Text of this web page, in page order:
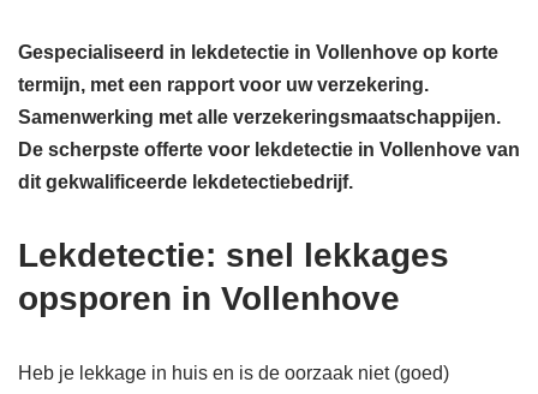
Gespecialiseerd in lekdetectie in Vollenhove op korte
termijn, met een rapport voor uw verzekering.
Samenwerking met alle verzekeringsmaatschappijen.
De scherpste offerte voor lekdetectie in Vollenhove van
dit gekwalificeerde lekdetectiebedrijf.
Lekdetectie: snel lekkages
opsporen in Vollenhove
Heb je lekkage in huis en is de oorzaak niet (goed)